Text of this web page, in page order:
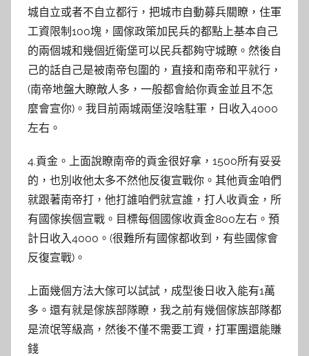
城自立或者不自立都行，把城市自動募兵關瞭，住軍
工資限制100塊，國傢政策加民兵的都點上基本自己
的兩個城和幾個近衛堡可以民兵都夠守城瞭。然後自
己的話自己是被南帝包圍的，直接和南帝和平就行，
(南帝地盤大瞭敵人多，一般都會給你貢金並且不怎
麼會宣你)。我目前兩城兩堡沒啥駐軍，日收入4000
左右。
4.貢金。上面說瞭南帝的貢金很好拿，1500所有妥妥
的，也別收他太多不然他反復宣戰你。其他貢金咱們
就跟著南帝打，他打誰咱們就宣誰，打人收貢金，所
有國傢挨個宣戰。目標每個國傢收貢金800左右。預
計日收入4000。(很難所有國傢都收到，有些國傢會
反復宣戰)。
上面幾個方法大傢可以試試，成型後日收入能有1萬
多。還有就是傢族部隊瞭，我之前有幾個傢族部隊都
是流氓等級高，然後不僅不需要工資，打軍團還能賺
錢